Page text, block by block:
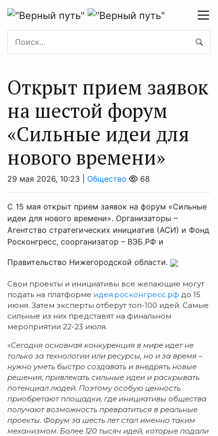
Открыт прием заявок
на шестой форум
«Сильные идеи для
нового времени»
29 мая 2026, 10:23 | Общество 68
С 15 мая открыт прием заявок на форум «Сильные
идеи для нового времени». Организаторы –
Агентство стратегических инициатив (АСИ) и Фонд
Росконгресс, соорганизатор – ВЭБ.РФ и
Правительство Нижегородской области.
Свои проекты и инициативы все желающие могут
подать на платформе идея.росконгресс.рф до 15
июня. Затем эксперты отберут топ-100 идей. Самые
сильные из них представят на финальном
мероприятии 22-23 июля.
«Сегодня основная конкуренция в мире идет не
только за технологии или ресурсы, но и за время –
нужно уметь быстро создавать и внедрять новые
решения, привлекать сильные идеи и раскрывать
потенциал людей. Поэтому особую ценность
приобретают площадки, где инициативы общества
получают возможность превратиться в реальные
проекты. Форум за шесть лет стал именно таким
механизмом. Более 120 тысяч идей, которые подали